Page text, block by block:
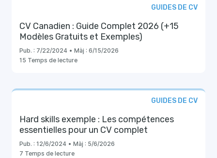
GUIDES DE CV
CV Canadien : Guide Complet 2026 (+15
Modèles Gratuits et Exemples)
Pub. : 7/22/2024 • Màj : 6/15/2026
15 Temps de lecture
GUIDES DE CV
Hard skills exemple : Les compétences
essentielles pour un CV complet
Pub. : 12/6/2024 • Màj : 5/6/2026
7 Temps de lecture